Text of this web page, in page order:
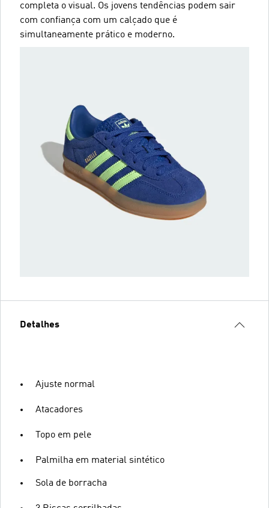
completa o visual. Os jovens tendências podem sair
com confiança com um calçado que é
simultaneamente prático e moderno.
Detalhes
Ajuste normal
Atacadores
Topo em pele
Palmilha em material sintético
Sola de borracha